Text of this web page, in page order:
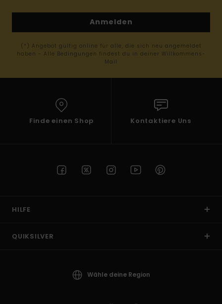
Anmelden
(*) Angebot gültig online für alle, die sich neu angemeldet
haben - Alle Bedingungen findest du in deiner Willkommens-
Mail
Finde einen Shop Kontaktiere Uns
HILFE
QUIKSILVER
Wähle deine Region